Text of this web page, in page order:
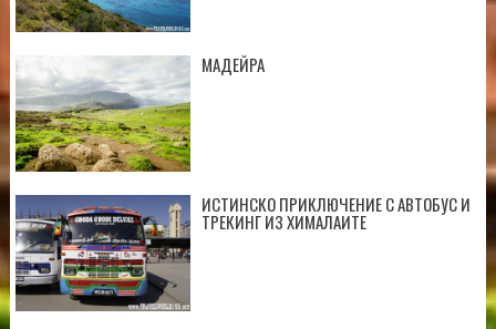
МАДЕЙРА
ИСТИНСКО ПРИКЛЮЧЕНИЕ С АВТОБУС И
ТРЕКИНГ ИЗ ХИМАЛАИТЕ